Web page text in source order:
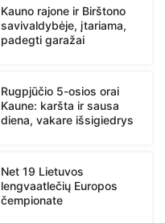
Kauno rajone ir Birštono
savivaldybėje, įtariama,
padegti garažai
Rugpjūčio 5-osios orai
Kaune: karšta ir sausa
diena, vakare išsigiedrys
Net 19 Lietuvos
lengvaatlečių Europos
čempionate